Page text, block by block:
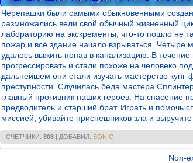
Черепашки были самыми обыкновенными
размножались вели свой обычный жизненный
лабораторию на экскременты, что-то пошло не
пожар и всё здание начало взрываться.
удалось выжить попав в канализацию. В течение
прогрессировать и стали похоже на человеко
дальнейшем они стали изучать мастерство
преступности. Случилась беда мастера
главный противник наших героев. На спасение
предводитель и старший брат. Играть и помочь
миссией, убивайте приспешников зла и
СЧЕТЧИКИ: 808 | ДОБАВИЛ: SONIC
Non-